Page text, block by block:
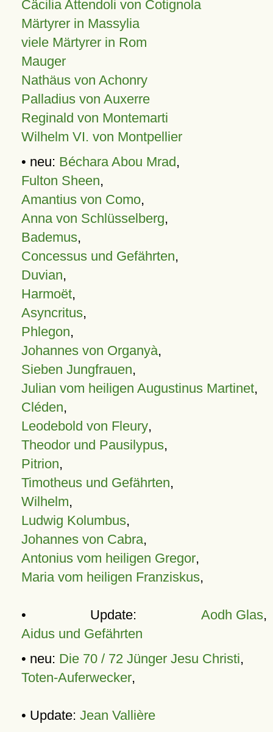
Cäcilia Attendoli von Cotignola
Märtyrer in Massylia
viele Märtyrer in Rom
Mauger
Nathäus von Achonry
Palladius von Auxerre
Reginald von Montemarti
Wilhelm VI. von Montpellier
• neu: Béchara Abou Mrad,
Fulton Sheen,
Amantius von Como,
Anna von Schlüsselberg,
Bademus,
Concessus und Gefährten,
Duvian,
Harmoët,
Asyncritus,
Phlegon,
Johannes von Organyà,
Sieben Jungfrauen,
Julian vom heiligen Augustinus Martinet,
Cléden,
Leodebold von Fleury,
Theodor und Pausilypus,
Pitrion,
Timotheus und Gefährten,
Wilhelm,
Ludwig Kolumbus,
Johannes von Cabra,
Antonius vom heiligen Gregor,
Maria vom heiligen Franziskus,
• Update: Aodh Glas,
Aidus und Gefährten
• neu: Die 70 / 72 Jünger Jesu Christi,
Toten-Auferwecker,
• Update: Jean Vallière